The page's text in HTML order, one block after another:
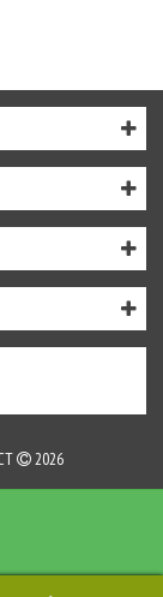
2026